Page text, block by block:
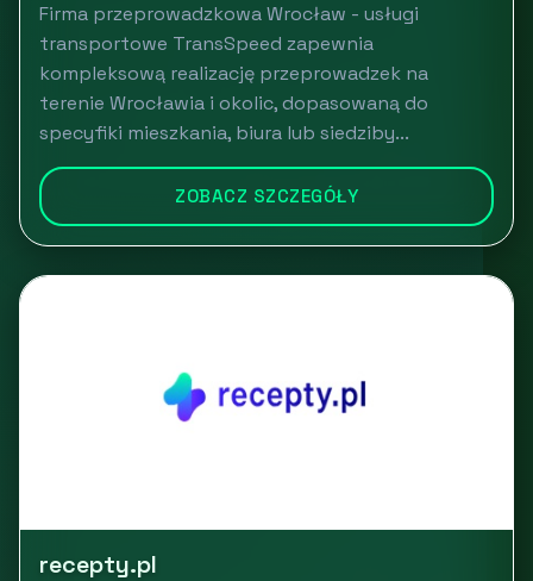
Firma przeprowadzkowa Wrocław - usługi
transportowe TransSpeed zapewnia
kompleksową realizację przeprowadzek na
terenie Wrocławia i okolic, dopasowaną do
specyfiki mieszkania, biura lub siedziby...
ZOBACZ SZCZEGÓŁY
recepty.pl